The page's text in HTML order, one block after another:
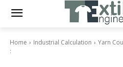
Home Industrial Calculation
Yarn
: